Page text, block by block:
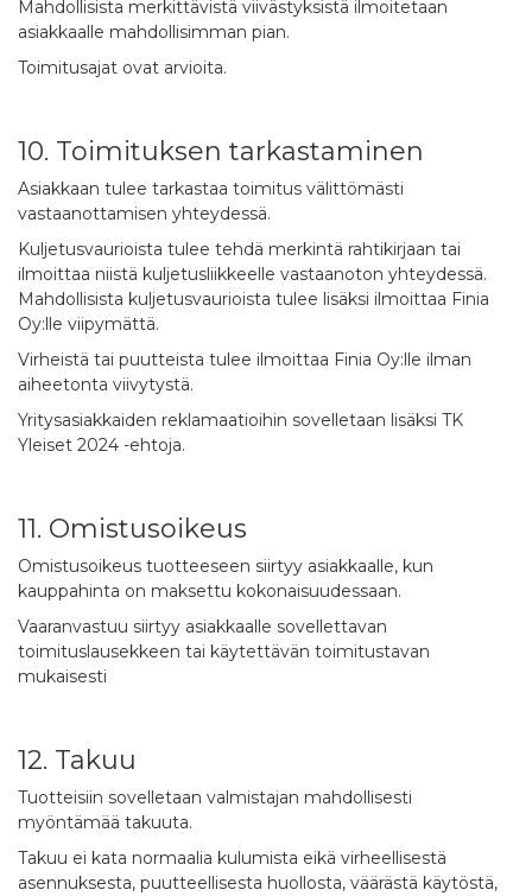
Mahdollisista merkittävistä viivästyksistä ilmoitetaan
asiakkaalle mahdollisimman pian.
Toimitusajat ovat arvioita.
10. Toimituksen tarkastaminen
Asiakkaan tulee tarkastaa toimitus välittömästi
vastaanottamisen yhteydessä.
Kuljetusvaurioista tulee tehdä merkintä rahtikirjaan tai
ilmoittaa niistä kuljetusliikkeelle vastaanoton yhteydessä.
Mahdollisista kuljetusvaurioista tulee lisäksi ilmoittaa Finia
Oy:lle viipymättä.
Virheistä tai puutteista tulee ilmoittaa Finia Oy:lle ilman
aiheetonta viivytystä.
Yritysasiakkaiden reklamaatioihin sovelletaan lisäksi TK
Yleiset 2024 -ehtoja.
11. Omistusoikeus
Omistusoikeus tuotteeseen siirtyy asiakkaalle, kun
kauppahinta on maksettu kokonaisuudessaan.
Vaaranvastuu siirtyy asiakkaalle sovellettavan
toimituslausekkeen tai käytettävän toimitustavan
mukaisesti
12. Takuu
Tuotteisiin sovelletaan valmistajan mahdollisesti
myöntämää takuuta.
Takuu ei kata normaalia kulumista eikä virheellisestä
asennuksesta, puutteellisesta huollosta, väärästä käytöstä,